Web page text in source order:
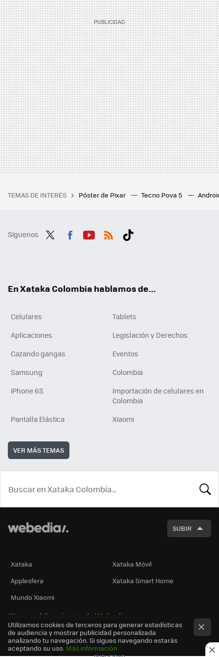
TEMAS DE INTERÉS Póster de Pixar Tecno Pova 5
Síguenos
En Xataka Colombia hablamos de...
Celulares
Tablets
Aplicaciones
Legislación y Derechos
Cazando gangas
Eventos
Samsung
Colombia
iPhone 6S
Importación de celulares en
Colombia
Pantalla Elástica
Xiaomi
VER MÁS TEMAS
SUBIR
Xataka
Xataka Móvil
Applesfera
Xataka Smart Home
Mundo Xiaomi
Otras publicaciones de Webedia
Utilizamos cookies de terceros para generar estadísticas
de audiencia y mostrar publicidad personalizada
analizando tu navegación. Si sigues navegando estarás
aceptando su uso. Más información